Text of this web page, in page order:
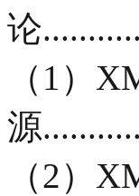
论
（1）
源
（2）